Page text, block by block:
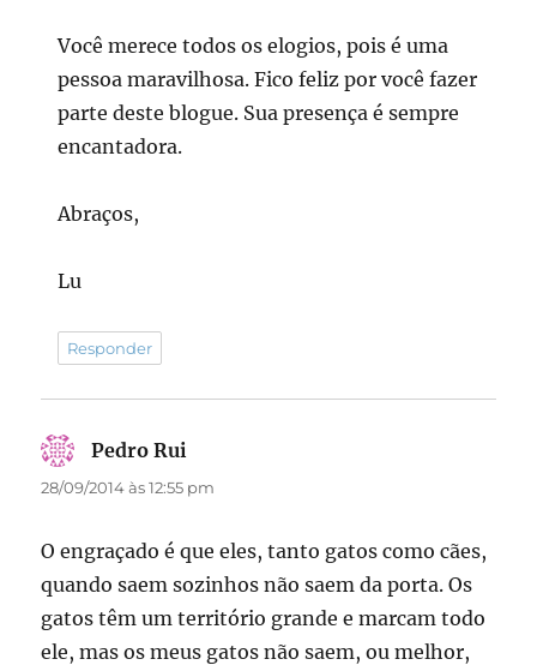
Você merece todos os elogios, pois é uma
pessoa maravilhosa. Fico feliz por você fazer
parte deste blogue. Sua presença é sempre
encantadora.
Abraços,
Lu
Responder
Pedro Rui
28/09/2014 às 12:55 pm
O engraçado é que eles, tanto gatos como cães,
quando saem sozinhos não saem da porta. Os
gatos têm um território grande e marcam todo
ele, mas os meus gatos não saem, ou melhor,